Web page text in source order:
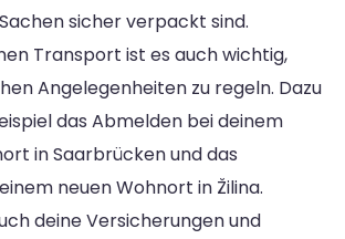
sicher verpackt sind.
Transport ist es auch wichtig,
Angelegenheiten zu regeln. Dazu
das Abmelden bei deinem
in Saarbrücken und das
neuen Wohnort in Žilina.
deine Versicherungen und